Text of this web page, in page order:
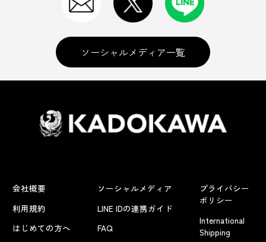
ソーシャルメディア一覧
会社概要
利用規約
はじめての方へ
ソーシャルメディア
LINE IDの連携ガイド
FAQ
プライバシー
ポリシー
International
Shipping